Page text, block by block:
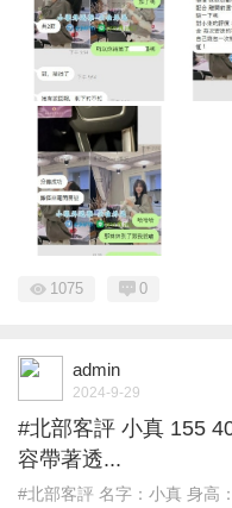
1075 0
admin
2024-9-29
#北部客評 小真 155
容帶著透...
#北部客評 名字：小真 身高